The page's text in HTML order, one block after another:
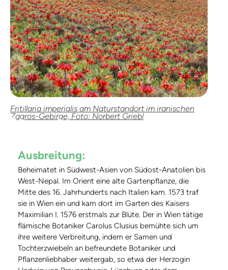
Fritillaria imperialis am Naturstandort im iranischen
Zagros-Gebirge, Foto: Norbert Griebl
Ausbreitung:
Beheimatet in Südwest-Asien von Südost-Anatolien bis
West-Nepal. Im Orient eine alte Gartenpflanze, die
Mitte des 16. Jahrhunderts nach Italien kam. 1573 traf
sie in Wien ein und kam dort im Garten des Kaisers
Maximilian I. 1576 erstmals zur Blüte. Der in Wien tätige
flämische Botaniker Carolus Clusius bemühte sich um
ihre weitere Verbreitung, indem er Samen und
Tochterzwiebeln an befreundete Botaniker und
Pflanzenliebhaber weitergab, so etwa der Herzogin